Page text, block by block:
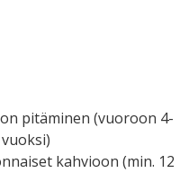
pitäminen (vuoroon 4-
kahvioon (min. 12